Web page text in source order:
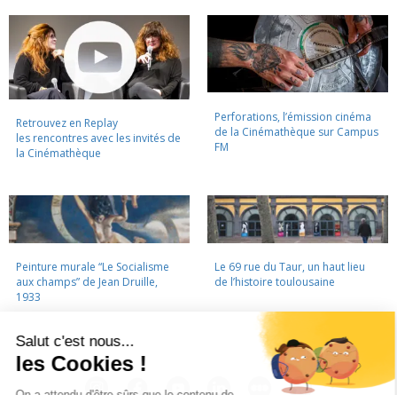
Retrouvez en Replay
les rencontres avec les invités de
la Cinémathèque
Perforations, l’émission cinéma
de la Cinémathèque sur Campus
FM
Peinture murale “Le Socialisme
aux champs” de Jean Druille,
1933
Le 69 rue du Taur, un haut lieu
de l’histoire toulousaine